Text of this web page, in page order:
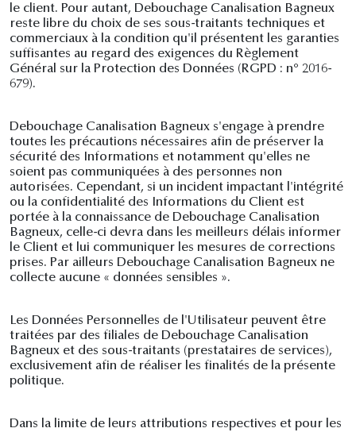
le client. Pour autant, Debouchage Canalisation Bagneux
reste libre du choix de ses sous-traitants techniques et
commerciaux à la condition qu'il présentent les garanties
suffisantes au regard des exigences du Règlement
Général sur la Protection des Données (RGPD : n° 2016-
679).
Debouchage Canalisation Bagneux s'engage à prendre
toutes les précautions nécessaires afin de préserver la
sécurité des Informations et notamment qu'elles ne
soient pas communiquées à des personnes non
autorisées. Cependant, si un incident impactant l'intégrité
ou la confidentialité des Informations du Client est
portée à la connaissance de Debouchage Canalisation
Bagneux, celle-ci devra dans les meilleurs délais informer
le Client et lui communiquer les mesures de corrections
prises. Par ailleurs Debouchage Canalisation Bagneux ne
collecte aucune « données sensibles ».
Les Données Personnelles de l'Utilisateur peuvent être
traitées par des filiales de Debouchage Canalisation
Bagneux et des sous-traitants (prestataires de services),
exclusivement afin de réaliser les finalités de la présente
politique.
Dans la limite de leurs attributions respectives et pour les